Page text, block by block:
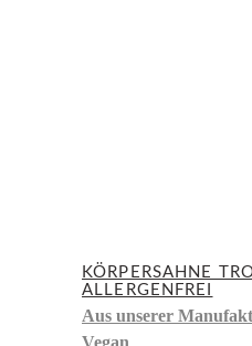
KÖRPERSAHNE
ALLERGENFREI
Aus unserer